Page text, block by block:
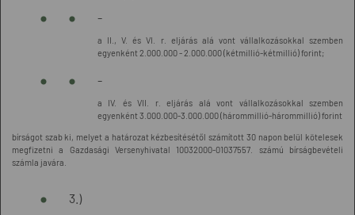
-
a II., V. és VI. r. eljárás alá vont vállalkozásokkal szemben
egyenként 2.000.000 - 2.000.000 (kétmillió-kétmillió) forint;
-
a IV. és VII. r. eljárás alá vont vállalkozásokkal szemben
egyenként 3.000.000-3.000.000 (hárommillió-hárommillió) forint
bírságot szab ki, melyet a határozat kézbesítésétől számított 30 napon belül kötelesek
megfizetni a Gazdasági Versenyhivatal 10032000-01037557. számú bírságbevételi
számla javára.
3.)